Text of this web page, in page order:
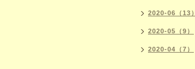
2020-06（13）
2020-05（9）
2020-04（7）